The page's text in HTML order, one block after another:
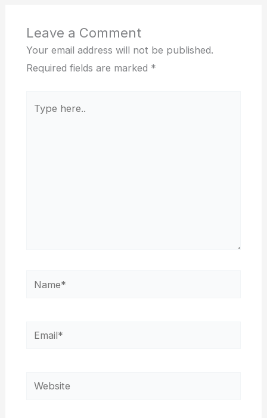
Leave a Comment
Your email address will not be published.
Required fields are marked *
here..
Name*
Email*
Website